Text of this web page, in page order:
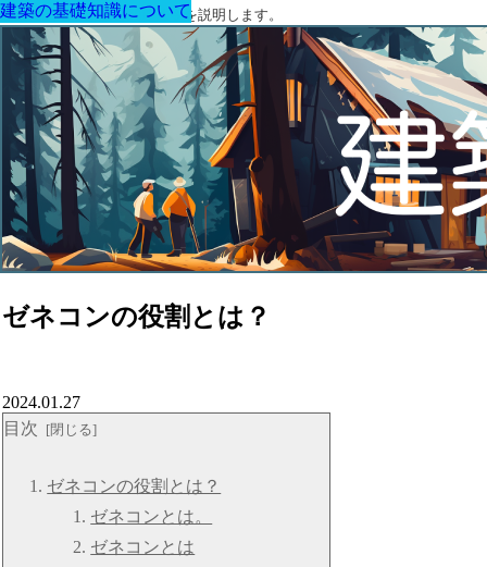
建築に関する用語と関連法令を説明します。
ゼネコンの役割とは？
建築の基礎知識について
2024.01.27
目次
ゼネコンの役割とは？
ゼネコンとは。
ゼネコンとは
建築の基礎知識について
建築の基礎知識について
建築の基礎知識について
建築の基礎知識について
建築の基礎知識について
建築の基礎知識について